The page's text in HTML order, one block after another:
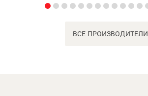
ВСЕ ПРОИЗВОДИТЕЛИ